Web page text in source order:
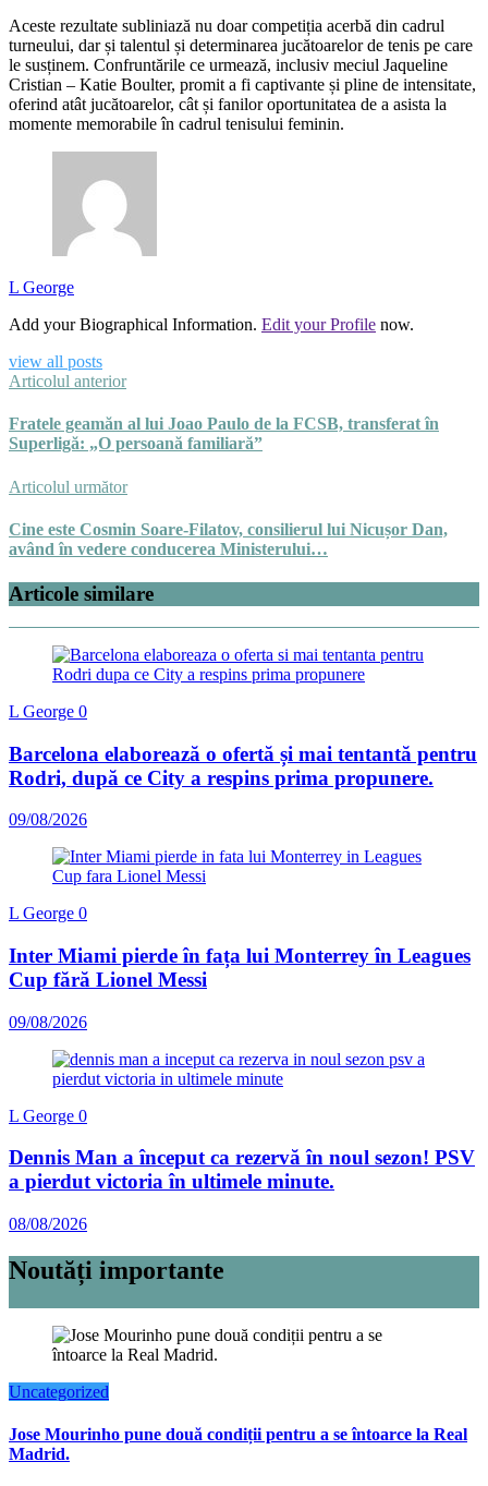
Aceste rezultate subliniază nu doar competiția acerbă din cadrul
turneului, dar și talentul și determinarea jucătoarelor de tenis pe care
le susținem. Confruntările ce urmează, inclusiv meciul Jaqueline
Cristian – Katie Boulter, promit a fi captivante și pline de intensitate,
oferind atât jucătoarelor, cât și fanilor oportunitatea de a asista la
momente memorabile în cadrul tenisului feminin.
L George
Add your Biographical Information. Edit your Profile now.
view all posts
Articolul anterior
Fratele geamăn al lui Joao Paulo de la FCSB, transferat în
Superligă: „O persoană familiară”
Articolul următor
Cine este Cosmin Soare-Filatov, consilierul lui Nicușor Dan,
având în vedere conducerea Ministerului…
Articole similare
L George 0
Barcelona elaborează o ofertă și mai tentantă pentru
Rodri, după ce City a respins prima propunere.
09/08/2026
L George 0
Inter Miami pierde în fața lui Monterrey în Leagues
Cup fără Lionel Messi
09/08/2026
L George 0
Dennis Man a început ca rezervă în noul sezon! PSV
a pierdut victoria în ultimele minute.
08/08/2026
Noutăți importante
Uncategorized
Jose Mourinho pune două condiții pentru a se întoarce la Real
Madrid.